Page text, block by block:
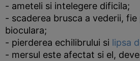
- ameteli si intelegere dificila;
- scaderea brusca a vederii,
bioculara;
- pierderea echilibrului si lipsa
- mersul este afectat si el,